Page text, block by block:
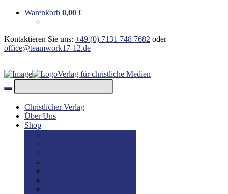
Warenkorb 0,00 €
Kontaktieren Sie uns: +49 (0) 7131 748 7682 oder
office@teamwork17-12.de
Verlag für christliche Medien
Christlicher Verlag
Über Uns
Shop